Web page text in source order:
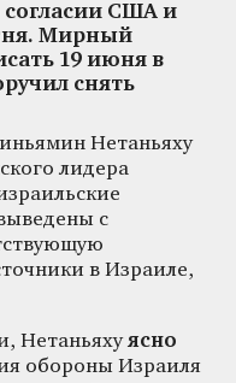
США и
Мирный
19 июня в
снять
Нетаньяху
лидера
с
в Израиле,
Нетаньяхуясно
обороны Израиля